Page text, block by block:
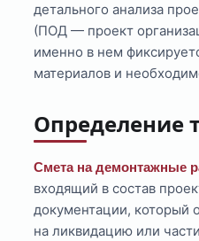
детального анализа
(ПОД — проект
именно в нем
материалов и
Определение
Смета на демонтажные
входящий в состав
документации, который
на ликвидацию или